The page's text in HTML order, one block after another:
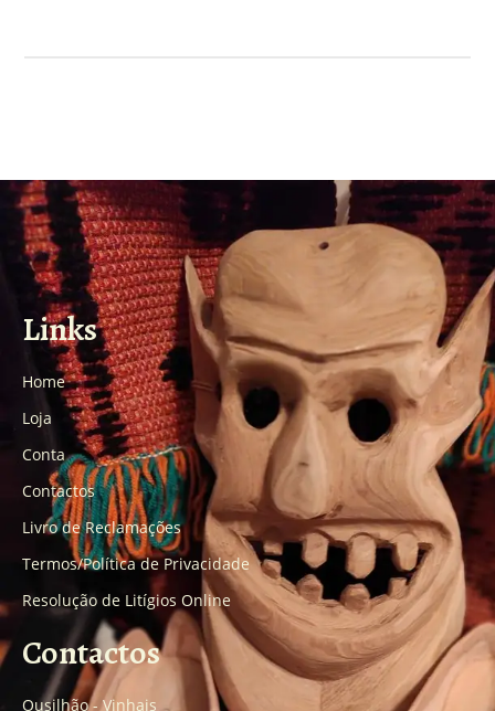
Links
Home
Loja
Conta
Contactos
Livro de Reclamações
Termos/Política de Privacidade
Resolução de Litígios Online
Contactos
Ousilhão - Vinhais